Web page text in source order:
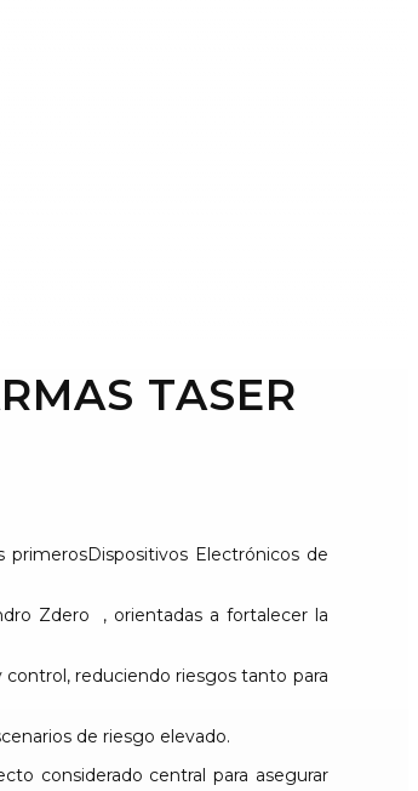
TASER
Electrónicos de
Zdero
, orientadas a fortalecer la
reduciendo riesgos tanto para
de riesgo elevado.
considerado central para asegurar